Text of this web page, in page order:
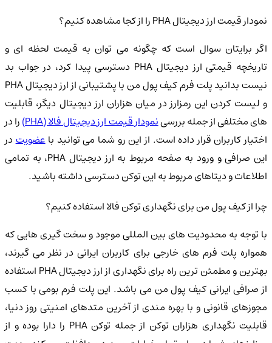
نمودار قیمت ارز دیجیتال PHA را از کجا مشاهده کنیم؟
اگر برایتان سوال است که چگونه می توان به قیمت لحظه ای و
تاریخچه قیمتی ارز دیجیتال PHA دسترسی پیدا کرد، در جواب بد
نیست بدانید پلت فرم کیف پول من با پشتیبانی از ارز دیجیتال PHA
و لیست کردن این رمزارز در میان هزاران ارز دیجیتال دیگر، قابلیت
های مختلفی از جمله بررسینمودار قیمت ارز دیجیتال فالا (PHA)
را در
اختیار کاربران قرار داده است. از این رو شما می توانید باعضویتدر
این صرافی و ورود به صفحه مربوط به ارز دیجیتال PHA، به تمامی
اطلاعات و دیتاهای مربوط به این توکن دسترسی داشته باشید.
چرا از کیف پول من برای نگهداری توکن فالا استفاده کنیم؟
با توجه به محدودیت های بین المللی موجود و سخت گیری هایی که
همواره پلت فرم های خارجی برای کاربران ایرانی در نظر می گیرند،
بهترین و مطمئن ترین راه برای نگهداری از ارز دیجیتال PHA استفاده
از صرافی ایرانی کیف پول من می باشد. این پلت فرم بومی با کسب
مجوزهای قانونی و با بهره مندی از آخرین متدهای امنیتی روز دنیا،
قابلیت نگهداری هزاران توکن از جمله توکن PHA را دارا بوده و از